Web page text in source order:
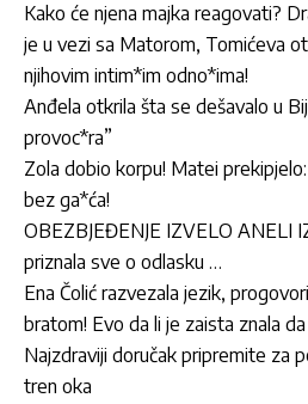
Kako će njena majka reagovati?
je u vezi sa Matorom, Tomićeva
njihovim intim*im odno*ima!
Anđela otkrila šta se dešavalo u
provoc*ra”
Zola dobio korpu! Matei
bez ga*ća!
OBEZBJEĐENJE IZVELO ANELI
priznala sve o odlasku …
Ena Čolić razvezala jezik,
bratom! Evo da li je zaista znala
Najzdraviji doručak pripremite za
tren oka